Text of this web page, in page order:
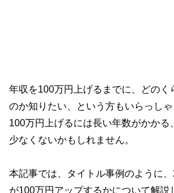
年収を100万円上げるまでに、どのく
のか知りたい、という方もいらっし
100万円上げるには長い年数がかかる
少なくないかもしれません。
本記事では、タイトル事例のように
が100万円アップするかについて解説